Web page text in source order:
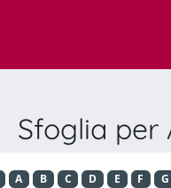
Sfoglia per
A B C D E F G